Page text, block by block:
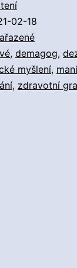
Seznam
užitečných
zdrojů
v
boji
proti
02-18
, demagog,
myšlení,
, zdravotní